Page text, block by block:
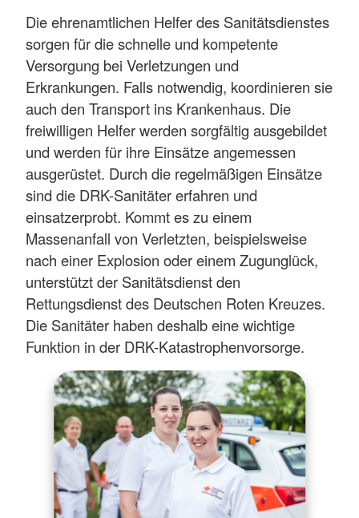
Die ehrenamtlichen Helfer des Sanitätsdienstes
sorgen für die schnelle und kompetente
Versorgung bei Verletzungen und
Erkrankungen. Falls notwendig, koordinieren sie
auch den Transport ins Krankenhaus. Die
freiwilligen Helfer werden sorgfältig ausgebildet
und werden für ihre Einsätze angemessen
ausgerüstet. Durch die regelmäßigen Einsätze
sind die DRK-Sanitäter erfahren und
einsatzerprobt. Kommt es zu einem
Massenanfall von Verletzten, beispielsweise
nach einer Explosion oder einem Zugunglück,
unterstützt der Sanitätsdienst den
Rettungsdienst des Deutschen Roten Kreuzes.
Die Sanitäter haben deshalb eine wichtige
Funktion in der DRK-Katastrophenvorsorge.